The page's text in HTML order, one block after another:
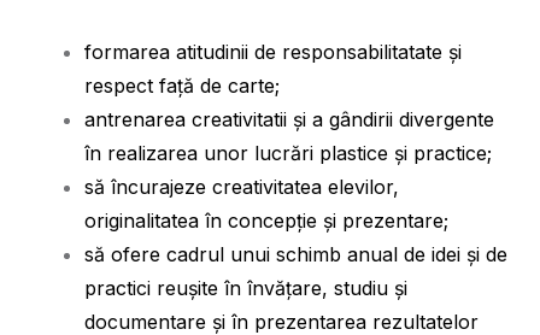
formarea atitudinii de responsabilitatate şi
respect faţă de carte;
antrenarea creativitatii şi a gândirii divergente
în realizarea unor lucrări plastice şi practice;
să încurajeze creativitatea elevilor,
originalitatea în concepție și prezentare;
să ofere cadrul unui schimb anual de idei și de
practici reușite în învățare, studiu și
documentare și în prezentarea rezultatelor